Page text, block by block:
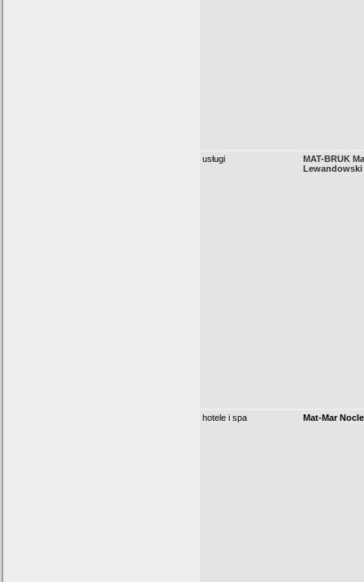
usługi
MAT-BRUK
Lewandowski
hotele i spa Mat-Mar